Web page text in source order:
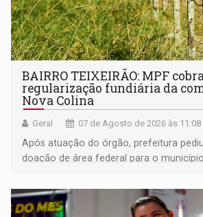
BAIRRO TEIXEIRÃO: MPF
regularização fundiária da
Nova Colina
Geral 07 de Agosto de 2026 às 11:08
Após atuação do órgão, prefeitura
doação de área federal para o